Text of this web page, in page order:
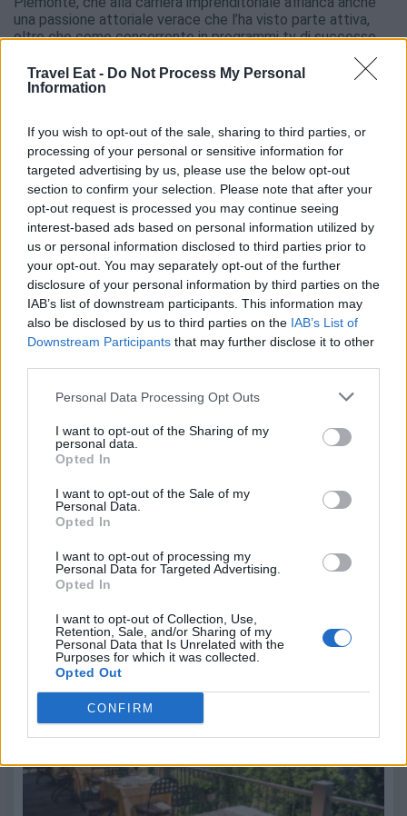
Travel Eat - Do Not Process My Personal
Information
If you wish to opt-out of the sale, sharing to third parties, or
processing of your personal or sensitive information for
targeted advertising by us, please use the below opt-out
section to confirm your selection. Please note that after your
opt-out request is processed you may continue seeing
interest-based ads based on personal information utilized by
us or personal information disclosed to third parties prior to
your opt-out. You may separately opt-out of the further
disclosure of your personal information by third parties on the
IAB’s list of downstream participants. This information may
also be disclosed by us to third parties on the IAB’s List of
Downstream Participants that may further disclose it to other
Personal Data Processing Opt Outs
I want to opt-out of the Sharing of my
personal data.
Opted In
I want to opt-out of the Sale of my
Personal Data.
Opted In
I want to opt-out of processing my
Personal Data for Targeted Advertising.
Opted In
I want to opt-out of Collection, Use,
Retention, Sale, and/or Sharing of my
Personal Data that Is Unrelated with the
Purposes for which it was collected.
Opted Out
CONFIRM
una passione attoriale verace che l’ha visto parte attiva,
oltre che come concorrente in programmi tv di successo
quali ‘Forum’ (con Barbara Palombelli), ‘Guess my age’ (con
Max Giusti) e ‘Avanti un altro’ (con Paolo Bonolis e Luca
Laurenti), anche in svariate pellicole accanto a personaggi
Lorenzo Flaherty.
Per informazioni e prenotazioni su cena seduta e menù, tel.
0172 89236, oppure Whatsapp 392 0653237, con
possibilità di pernottamento aggiuntivo in hotel per chi ne
fa richiesta (a soli 2 km dalla location dell’evento).
Leggi anche:
Sagra delle Fettuccine ai Funghi Porcini: a
7 Agosto 2026
Sagra delle Fettuccine…
Sacro Monte di Varese: tutti in venerdì di agosto
l’aperitivo al Colonne e visita alla Casa Museo
Pogliaghi